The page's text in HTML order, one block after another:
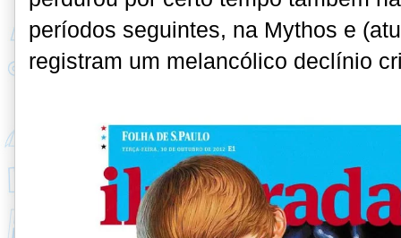
períodos seguintes, na Mythos e
registram um melancólico declínio